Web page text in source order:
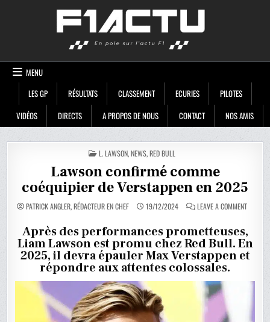
MENU
LES GP
RÉSULTATS CLASSEMENT ECURIES
PILOTES
VIDÉOS
DIRECTS A PROPOS DE NOUS CONTACT NOS AMIS
POSTED
IN
L. LAWSON,NEWS,RED BULL
Lawson confirmé comme
coéquipier de Verstappen en 2025
PATRICK ANGLER, RÉDACTEUR EN CHEF 19/12/2024 LEAVE A COMMENTON
DE
EN
Après des performances prometteuses,
Liam Lawson est promu chez Red Bull. En
2025, il devra épauler Max Verstappen et
répondre aux attentes colossales.